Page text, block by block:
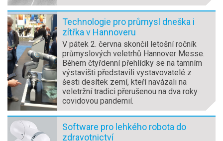
Technologie pro průmysl dneška i
zítřka v Hannoveru
V pátek 2. června skončil letošní ročník
průmyslových veletrhů Hannover Messe.
Během čtyřdenní přehlídky se na tamním
výstavišti představili vystavovatelé z
šesti desítek zemí, kteří navázali na
veletržní tradici přerušenou na dva roky
covidovou pandemií.
Software pro lehkého robota do
zdravotnictví